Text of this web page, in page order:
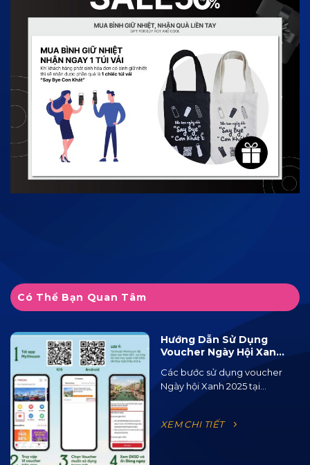
Có Thể Bạn Quan Tâm
Hướng Dẫn Sử Dụng
Voucher Ngày Hội Xanh
2025 Tại Ocean City
Các bước sử dụng voucher
Ngày hội Xanh 2025 tại...
XEM CHI TIẾT